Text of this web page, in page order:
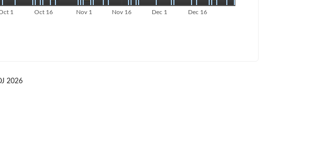
1 Oct 16 Nov 1 Nov 16 Dec 1 Dec 16
2026